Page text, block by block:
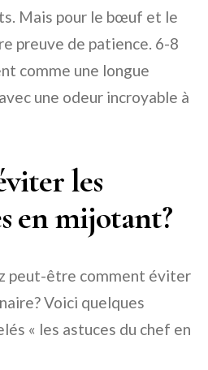
Mais pour le bœuf et le
preuve de patience. 6-8
comme une longue
une odeur incroyable à
les
en mijotant?
peut-être comment éviter
Voici quelques
« les astuces du chef en